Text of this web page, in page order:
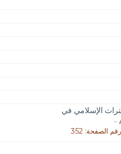
الإسلامي في
..